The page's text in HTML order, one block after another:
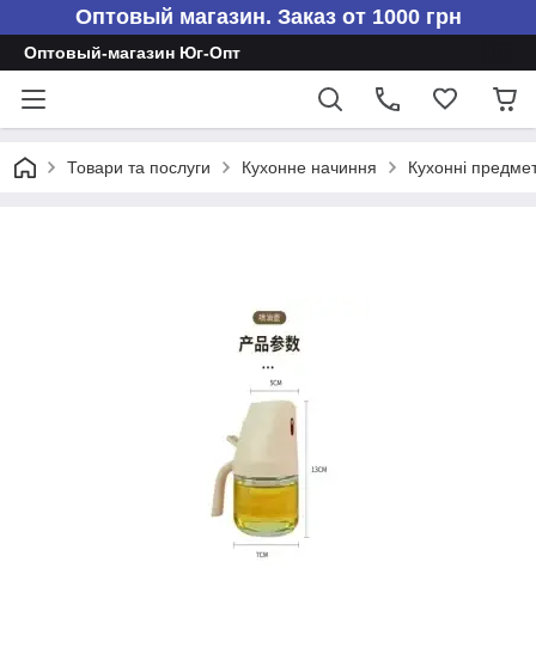
Оптовый магазин. Заказ от 1000 грн
Оптовый-магазин Юг-Опт
Товари та послуги Кухонне начиння Кухонні